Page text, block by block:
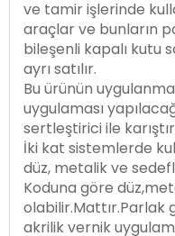
ve tamir işlerinde
araçlar ve bunların
bileşenli kapalı kutu
ayrı satılır.
Bu ürünün
uygulaması
sertleştirici ile
İki kat sistemlerde
düz, metalik ve
Koduna göre
olabilir.Mattır.Parlak
akrilik vernik